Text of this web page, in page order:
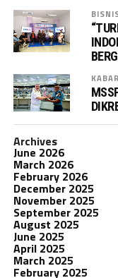
Archives
June 2026
March 2026
February 2026
December 2025
November 2025
September 2025
August 2025
June 2025
April 2025
March 2025
February 2025